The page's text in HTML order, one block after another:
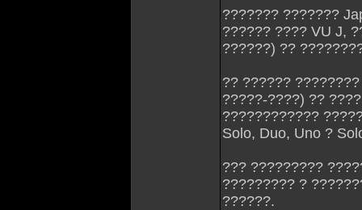
??????? ???????
?????? ???? VU J,
??????) ??
?? ??????
?????-????) ??
????????????
Solo, Duo, Uno ?
??? ?????????
????????? ?
??????.